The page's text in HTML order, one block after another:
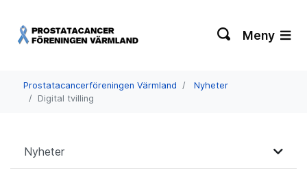
Meny
Prostatacancerföreningen Värmland
Nyheter
Digital tvilling
Nyheter